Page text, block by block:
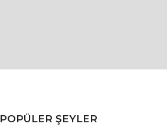
POPÜLER ŞEYLER